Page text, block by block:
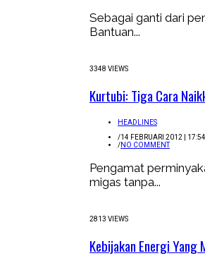
Sebagai ganti dari
Bantuan...
3348 VIEWS
Kurtubi: Tiga Cara
HEADLINES
/14 FEBRUARI 2012 | 17:54
/NO COMMENT
Pengamat
migas tanpa...
2813 VIEWS
Kebijakan Energi Yang